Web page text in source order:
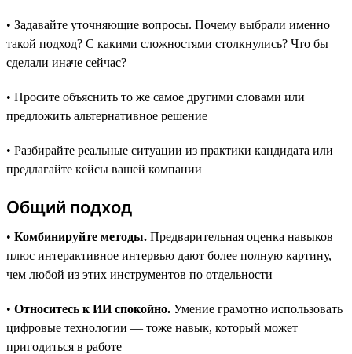
• Задавайте уточняющие вопросы. Почему выбрали именно
такой подход? С какими сложностями столкнулись? Что бы
сделали иначе сейчас?
• Просите объяснить то же самое другими словами или
предложить альтернативное решение
• Разбирайте реальные ситуации из практики кандидата или
предлагайте кейсы вашей компании
Общий подход
• Комбинируйте методы. Предварительная оценка навыков
плюс интерактивное интервью дают более полную картину,
чем любой из этих инструментов по отдельности
• Относитесь к ИИ спокойно. Умение грамотно использовать
цифровые технологии — тоже навык, который может
пригодиться в работе